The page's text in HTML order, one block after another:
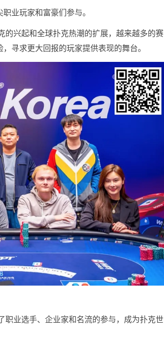
业玩家和富豪们参与。
的兴起和全球扑克热潮的扩展，越来越多的赛
寻求更大回报的玩家提供表现的舞台。
职业选手、企业家和名流的参与，成为扑克世